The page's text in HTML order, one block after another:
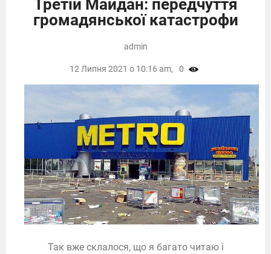
Третій Майдан: передчуття
громадянської катастрофи
Так вже склалося, що я багато читаю і
admin
12 Липня 2021 о 10:16 am, 0